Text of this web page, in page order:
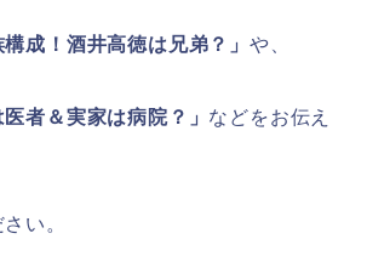
構成！酒井高徳は兄弟？」 や、
者＆実家は病院？」 などをお伝え
い。